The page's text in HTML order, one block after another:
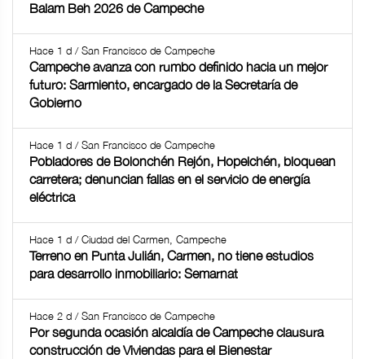
Balam Beh 2026 de Campeche
Hace 1 d / San Francisco de Campeche
Campeche avanza con rumbo definido hacia un mejor
futuro: Sarmiento, encargado de la Secretaría de
Gobierno
Hace 1 d / San Francisco de Campeche
Pobladores de Bolonchén Rejón, Hopelchén, bloquean
carretera; denuncian fallas en el servicio de energía
eléctrica
Hace 1 d / Ciudad del Carmen, Campeche
Terreno en Punta Julián, Carmen, no tiene estudios
para desarrollo inmobiliario: Semarnat
Hace 2 d / San Francisco de Campeche
Por segunda ocasión alcaldía de Campeche clausura
construcción de Viviendas para el Bienestar